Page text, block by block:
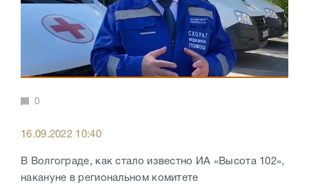
0
16.09.2022 10:40
В Волгограде, как стало известно ИА «Высота 102»,
накануне в региональном комитете